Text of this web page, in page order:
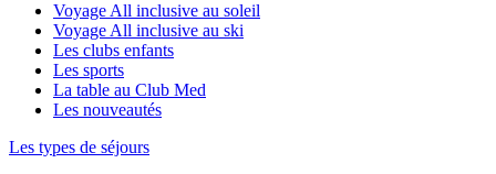
Voyage All inclusive au soleil
Voyage All inclusive au ski
Les clubs enfants
Les sports
La table au Club Med
Les nouveautés
Les types de séjours